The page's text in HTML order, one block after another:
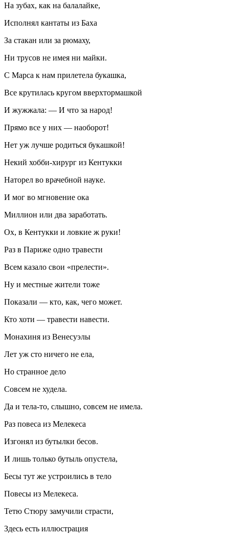
На зубах, как на балалайке,
Исполнял кантаты из Баха
За стакан или за рюмаху,
Ни трусов не имея ни майки.
С Марса к нам прилетела букашка,
Все крутилась кругом вверхтормашкой
И жужжала: — И что за народ!
Прямо все у них — наоборот!
Нет уж лучше родиться букашкой!
Некий хобби-хирург из Кентукки
Наторел во врачебной науке.
И мог во мгновение ока
Миллион или два заработать.
Ох, в Кентукки и ловкие ж руки!
Раз в Париже одно травести
Всем казало свои «прелести».
Ну и местные жители тоже
Показали — кто, как, чего может.
Кто хоти — травести навести.
Монахиня из Венесуэлы
Лет уж сто ничего не ела,
Но странное дело
Совсем не худела.
Да и тела-то, слышно, совсем не имела.
Раз повеса из Мелекеса
Изгонял из бутылки бесов.
И лишь только бутыль опустела,
Бесы тут же устроились в тело
Повесы из Мелекеса.
Тетю Стюру замучили страсти,
Здесь есть иллюстрация